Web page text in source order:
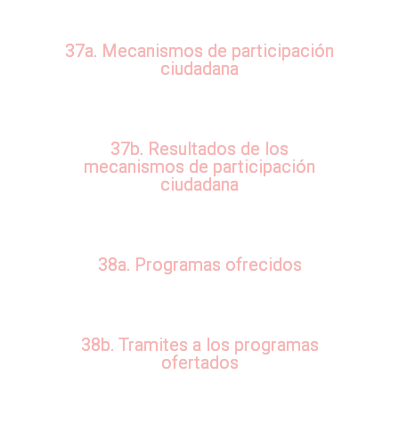
37a. Mecanismos de participación
ciudadana
37b. Resultados de los
mecanismos de participación
ciudadana
38a. Programas ofrecidos
38b. Tramites a los programas
ofertados